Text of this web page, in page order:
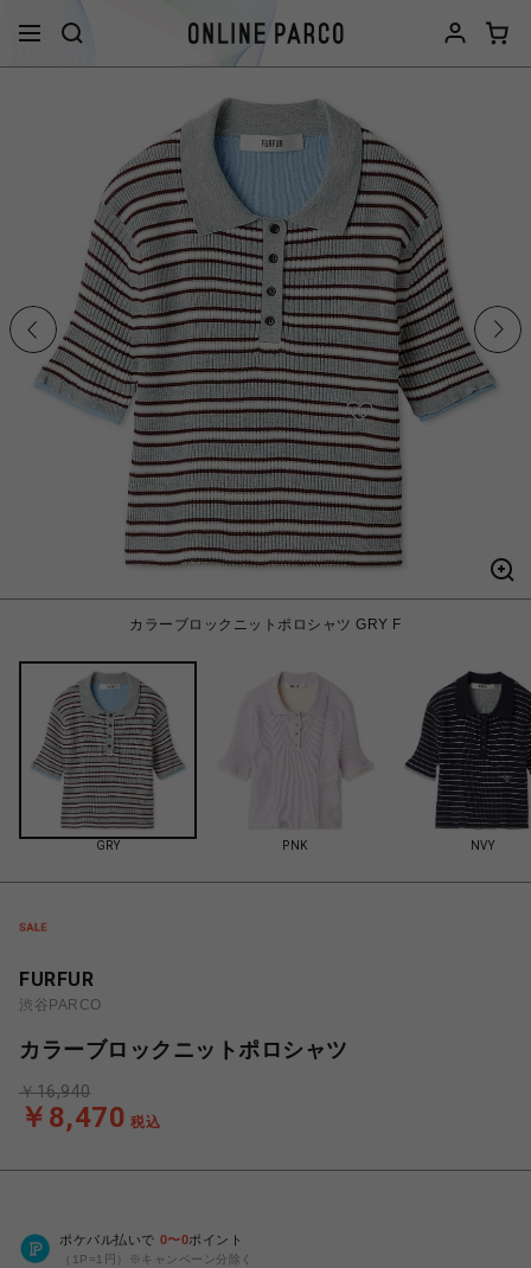
カラーブロックニットポロシャツ GRY F
GRY PNK NVY
FURFUR
渋谷PARCO
カラーブロックニットポロシャツ
￥8,470 税込
￥16,940
ポケパル払いで 0〜0ポイント
（1P=1円）※キャンペーン分除く